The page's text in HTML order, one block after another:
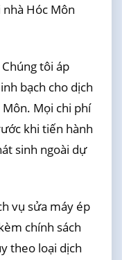
Hóc Môn
Chúng tôi áp
bạch cho dịch
Mọi chi phí
khi tiến hành
sinh ngoài dự
vụ sửa máy ép
chính sách
theo loại dịch